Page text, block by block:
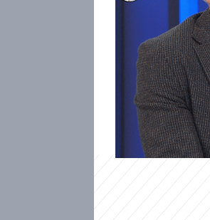
Bitcoinová
desítky lidí,
360° na
Tlustý.
nese jediný
funkci